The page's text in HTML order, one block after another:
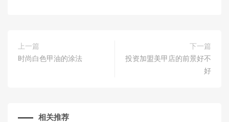
上一篇
时尚白色甲油的涂法
下一篇
投资加盟美甲店的前景好不
好
相关推荐